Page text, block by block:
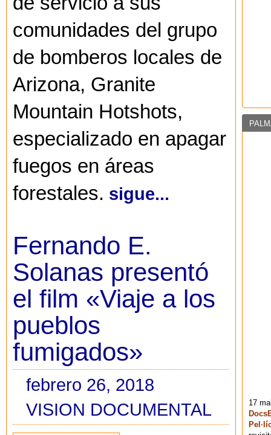
comunidades del grupo
de bomberos locales de
Arizona, Granite
Mountain Hotshots,
especializado en apagar
fuegos en áreas
forestales. sigue...
Fernando E.
Solanas presentó
el film «Viaje a los
pueblos
fumigados»
febrero 26, 2018
VISION DOCUMENTAL
17